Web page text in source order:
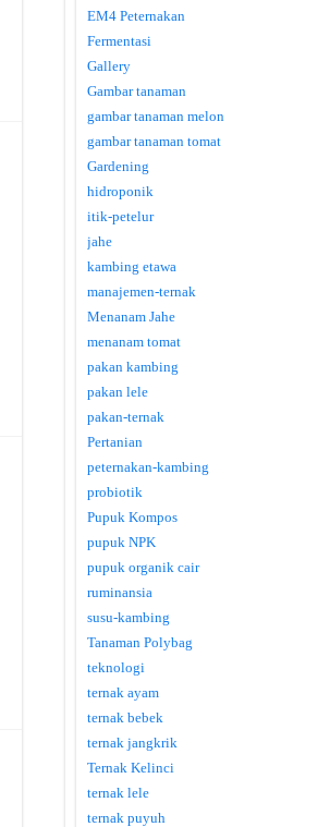
EM4 Peternakan
Fermentasi
Gallery
Gambar tanaman
gambar tanaman melon
gambar tanaman tomat
Gardening
hidroponik
itik-petelur
jahe
kambing etawa
manajemen-ternak
Menanam Jahe
menanam tomat
pakan kambing
pakan lele
pakan-ternak
Pertanian
peternakan-kambing
probiotik
Pupuk Kompos
pupuk NPK
pupuk organik cair
ruminansia
susu-kambing
Tanaman Polybag
teknologi
ternak ayam
ternak bebek
ternak jangkrik
Ternak Kelinci
ternak lele
ternak puyuh